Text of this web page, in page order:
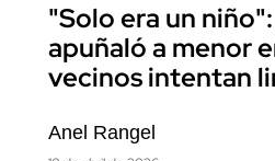
"Solo era un
apuñaló a menor
vecinos intentan
Anel Rangel